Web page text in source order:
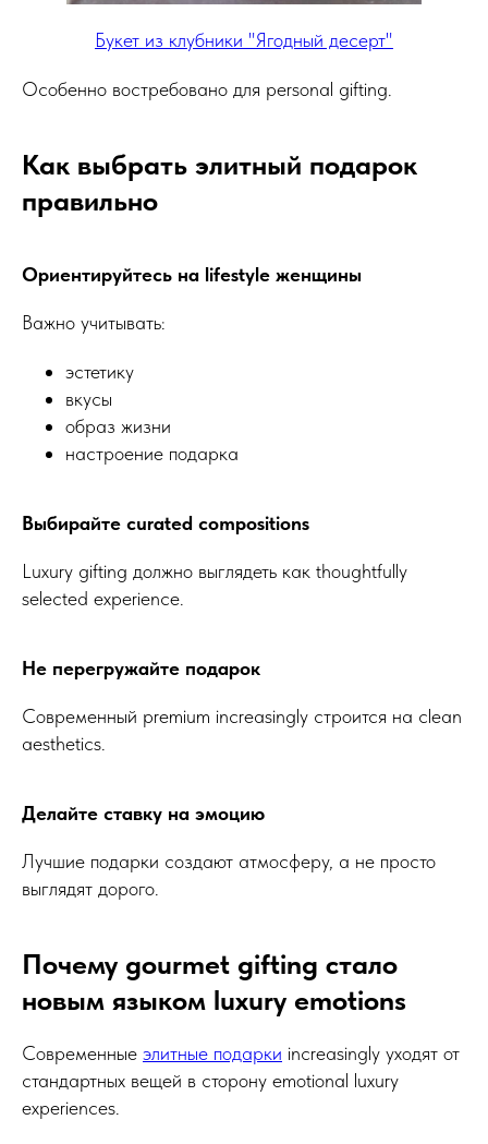
Букет из клубники "Ягодный десерт"
Особенно востребовано для personal gifting.
Как выбрать элитный подарок
правильно
Ориентируйтесь на lifestyle женщины
Важно учитывать:
эстетику
вкусы
образ жизни
настроение подарка
Выбирайте curated compositions
Luxury gifting должно выглядеть как thoughtfully
selected experience.
Не перегружайте подарок
Современный premium increasingly строится на clean
aesthetics.
Делайте ставку на эмоцию
Лучшие подарки создают атмосферу, а не просто
выглядят дорого.
Почему gourmet gifting стало
новым языком luxury emotions
Современные элитные подарки increasingly уходят от
стандартных вещей в сторону emotional luxury
experiences.
129128, г. Москва, Малахитовая улица
АДРЕС
Гарантия возврата
Доставка
Наши преимущества
Награды и достижения
Подписка
Букеты из клубники
Партнерство
Новогодние корзины 2027
Подарочные корзины
Статьи о фуд-флористике
Рейтинг в Яндекс
5,0★★★★★
+7 495 540 47 63
ИП Воропаев Андрей Николаевич
ИНН 771680528633
публичная оферта
Сладкие букеты